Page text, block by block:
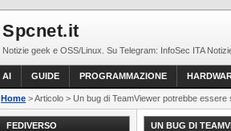
Spcnet.it
Notizie geek e OSS/Linux. Su Telegram: InfoSec ITA
AI GUIDE PROGRAMMAZIONE
Home > Articolo > Un bug di TeamViewer potrebbe
FEDIVERSO
UN BUG DI